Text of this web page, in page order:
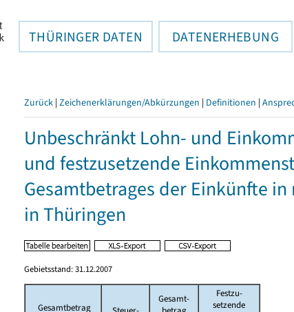
THÜRINGER DATEN DATENERHEBUNG
Zurück | Zeichenerklärungen/Abkürzungen | Definitionen |
Unbeschränkt Lohn- und
und festzusetzende
Gesamtbetrages der Einkünfte
in Thüringen
Gebietsstand: 31.12.2007
Gesamtbetrag
Gesamt-
Festzu-
setzende